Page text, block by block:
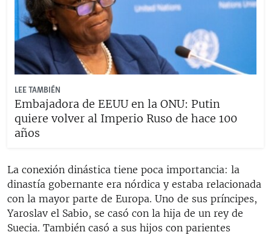
LEE TAMBIÉN
Embajadora de EEUU en la ONU: Putin
quiere volver al Imperio Ruso de hace 100
años
La conexión dinástica tiene poca importancia: la
dinastía gobernante era nórdica y estaba relacionada
con la mayor parte de Europa. Uno de sus príncipes,
Yaroslav el Sabio, se casó con la hija de un rey de
Suecia. También casó a sus hijos con parientes